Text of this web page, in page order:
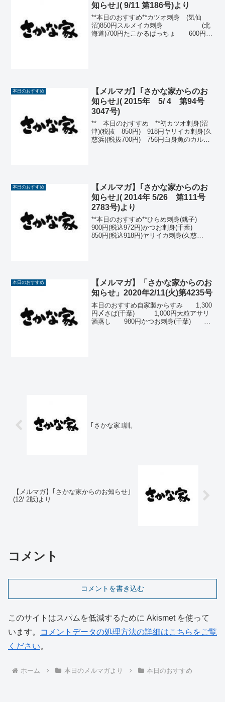
知らせ｣( 9/11 第186号)より
**本日のおすすめ**カツオ刺身 (気仙
沼)850円スルメイカ刺身 (北
海道)700円たこかるぱっちょ 600円生
本日のおすすめ
【メルマガ】｢さかな家からのお
知らせ｣( 2015年 5/ 4 第94号
3047号)
** 本日のおすすめ **初カツオ刺身(沼
津)(税抜 850円) 918円ヤリイカ刺身(久
慈浜)(税抜700円) 756円白身魚のカルパ
本日のおすすめ
【メルマガ】｢さかな家からのお
知らせ｣( 2014年 5/26 第111号
2783号)より
**本日のおすすめ**ひらめ刺身(銚子)
900円(税込972円)かつお刺身(千葉)
850円(税込918円)ヤリイカ刺身(久慈
本日のおすすめ
【メルマガ】「さかな家からのお
知らせ」2020年2/11(火)第4235号
本日のおすすめ自家製からすみ 1,300
円〆さば(千葉) 1,000円大粒アサリ
酒蒸し 980円かつお刺身(千葉)
｢さかな家｣訓。
【メルマガ】｢さかな家からのお知らせ｣
(12/ 2版)より
コメント
コメントを書き込む
このサイトはスパムを低減するために Akismet を使って
います。
コメントデータの処理方法の詳細はこちらをご覧
ください。
ホーム 本日のメルマガより 本日のおすすめ